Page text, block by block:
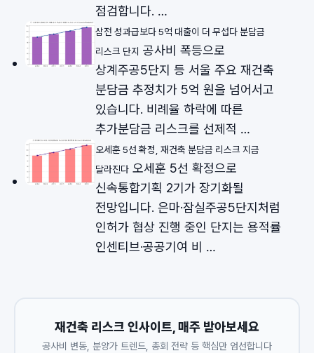
점검합니다. …
삼전 성과급보다 5억 대출이 더 무섭다 분담금
리스크 단지 공사비 폭등으로
상계주공5단지 등 서울 주요 재건축
분담금 추정치가 5억 원을 넘어서고
있습니다. 비례율 하락에 따른
추가분담금 리스크를 선제적 …
오세훈 5선 확정, 재건축 분담금 리스크 지금
달라진다 오세훈 5선 확정으로
신속통합기획 2기가 장기화될
전망입니다. 은마·잠실주공5단지처럼
인허가 협상 진행 중인 단지는 용적률
인센티브·공공기여 비 …
재건축 리스크 인사이트, 매주 받아보세요
공사비 변동, 분양가 트렌드, 총회 전략 등 핵심만 엄선합니다